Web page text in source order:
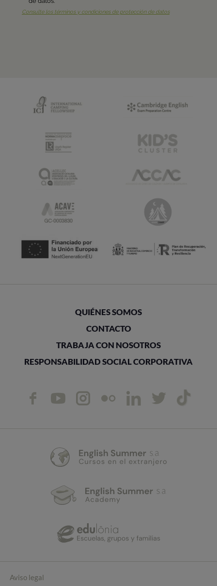
QUIÉNES SOMOS
CONTACTO
TRABAJA CON NOSOTROS
RESPONSABILIDAD SOCIAL CORPORATIVA
Aviso legal